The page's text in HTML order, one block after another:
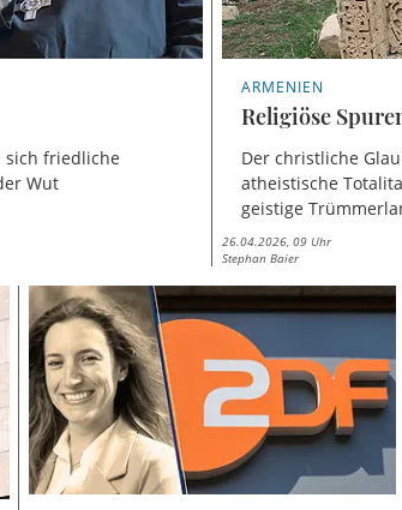
sich friedliche
Wut
ARMENIEN
Religiöse
Der christliche
atheistische
geistige
26.04.2026, 09 Uhr
Stephan Baier